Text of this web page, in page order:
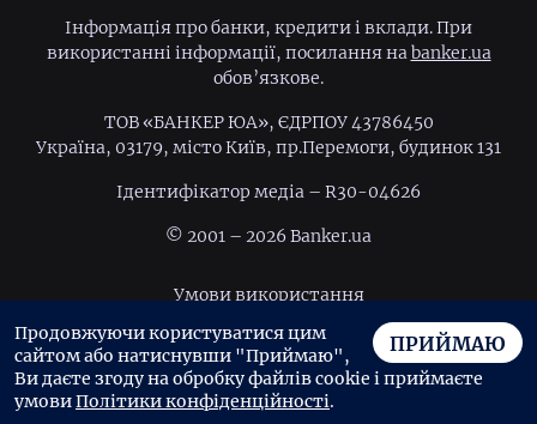
Інформація про банки, кредити і вклади. При
використанні інформації, посилання наbanker.ua
обов’язкове.
ТОВ «БАНКЕР ЮА», ЄДРПОУ 43786450
Україна, 03179, місто Київ, пр.Перемоги, будинок 131
Ідентифiкатор медiа – R30-04626
© 2001 – 2026 Banker.ua
Умови використання
Політика конфіденційності
Угода користувача
ПРИЙМАЮ
Продовжуючи користуватися цим
сайтом або натиснувши "Приймаю",
Ви даєте згоду на обробку файлів cookie і приймаєте
умовиПолітики конфіденційності.